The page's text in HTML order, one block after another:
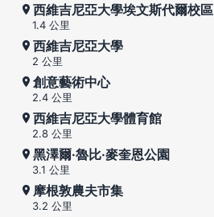
西維吉尼亞大學埃文斯代爾校區
1.4 公里
西維吉尼亞大學
2 公里
創意藝術中心
2.4 公里
西維吉尼亞大學體育館
2.8 公里
黑澤爾·魯比·麥奎恩公園
3.1 公里
摩根敦農夫市集
3.2 公里